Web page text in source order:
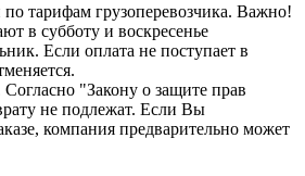
тарифам грузоперевозчика. Важно!
в субботу и воскресенье
Если оплата не поступает в
"Закону о защите прав
не подлежат. Если Вы
компания предварительно может